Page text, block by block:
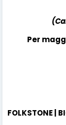
Per
FOLKSTONE |